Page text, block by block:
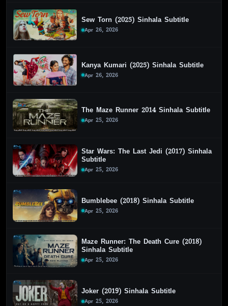
Sew Torn (2025) Sinhala Subtitle
Apr 26, 2026
Kanya Kumari (2025) Sinhala Subtitle
Apr 26, 2026
The Maze Runner 2014 Sinhala Subtitle
Apr 25, 2026
Star Wars: The Last Jedi (2017) Sinhala
Subtitle
Apr 25, 2026
Bumblebee (2018) Sinhala Subtitle
Apr 25, 2026
Maze Runner: The Death Cure (2018)
Sinhala Subtitle
Apr 25, 2026
Joker (2019) Sinhala Subtitle
Apr 25, 2026